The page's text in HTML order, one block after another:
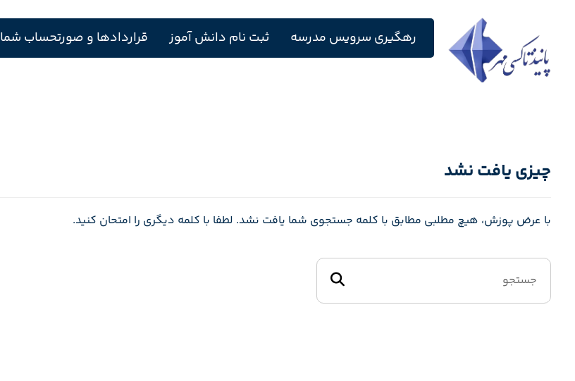
رهگیری سرویس مدرسه ثبت نام دانش آموز قراردادها و صورتحساب شما
چیزی یافت نشد
با عرض پوزش، هیچ مطلبی مطابق با کلمه جستجوی شما یافت نشد. لطفا با کلمه دیگری را امتحان کنید.